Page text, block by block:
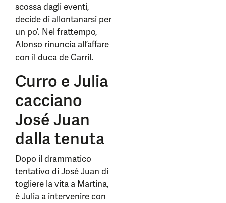
scossa dagli eventi,
decide di allontanarsi per
un po’. Nel frattempo,
Alonso rinuncia all’affare
con il duca de Carril.
Curro e Julia
cacciano
José Juan
dalla tenuta
Dopo il drammatico
tentativo di José Juan di
togliere la vita a Martina,
è Julia a intervenire con